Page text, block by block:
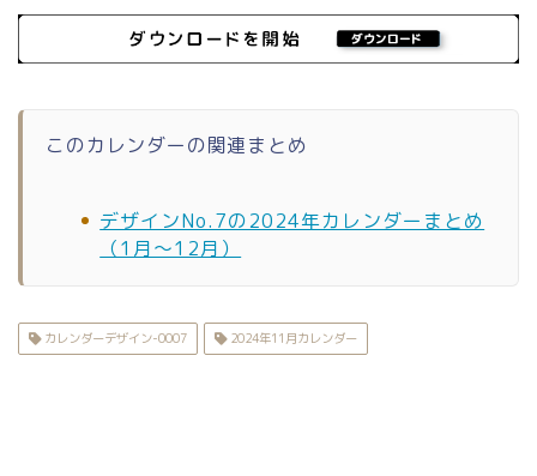
このカレンダーの関連まとめ
デザインNo.7の2024年カレンダーまとめ
（1月〜12月）
カレンダーデザイン-0007 2024年11月カレンダー